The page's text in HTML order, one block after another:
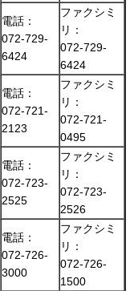
電話：
072-729-
6424
ファクシミ
リ：
072-729-
6424
電話：
072-721-
2123
ファクシミ
リ：
072-721-
0495
電話：
072-723-
2525
ファクシミ
リ：
072-723-
2526
電話：
072-726-
3000
ファクシミ
リ：
072-726-
1500